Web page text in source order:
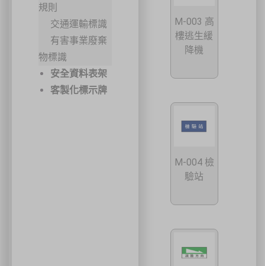
規則
交通運輸標識
有害事業廢棄
物標識
安全資料表架
客製化標示牌
M-003 高
樓逃生緩
降機
M-004 檢
驗站